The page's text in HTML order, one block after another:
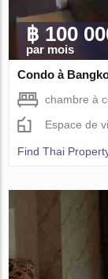
฿ 100
par mois
Condo à
chambre à
Espace de
Find Thai